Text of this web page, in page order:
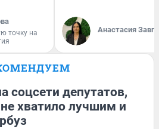
точку на
Анастасия
соцсети депутатов,
хватило лучшим и